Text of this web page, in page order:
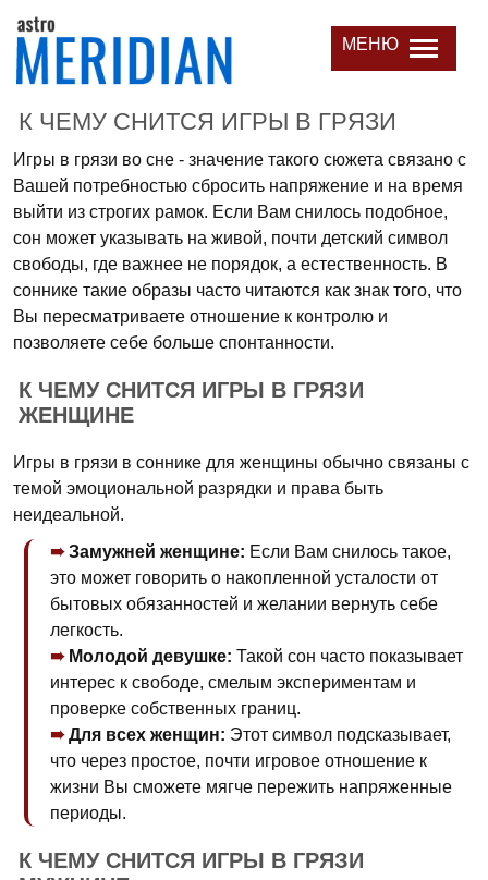
МЕНЮ
К ЧЕМУ СНИТСЯ ИГРЫ В ГРЯЗИ
Игры в грязи во сне - значение такого сюжета связано с
Вашей потребностью сбросить напряжение и на время
выйти из строгих рамок. Если Вам снилось подобное,
сон может указывать на живой, почти детский символ
свободы, где важнее не порядок, а естественность. В
соннике такие образы часто читаются как знак того, что
Вы пересматриваете отношение к контролю и
позволяете себе больше спонтанности.
К ЧЕМУ СНИТСЯ ИГРЫ В ГРЯЗИ
ЖЕНЩИНЕ
Игры в грязи в соннике для женщины обычно связаны с
темой эмоциональной разрядки и права быть
неидеальной.
Замужней женщине: Если Вам снилось такое,
это может говорить о накопленной усталости от
бытовых обязанностей и желании вернуть себе
легкость.
Молодой девушке: Такой сон часто показывает
интерес к свободе, смелым экспериментам и
проверке собственных границ.
Для всех женщин: Этот символ подсказывает,
что через простое, почти игровое отношение к
жизни Вы сможете мягче пережить напряженные
периоды.
К ЧЕМУ СНИТСЯ ИГРЫ В ГРЯЗИ